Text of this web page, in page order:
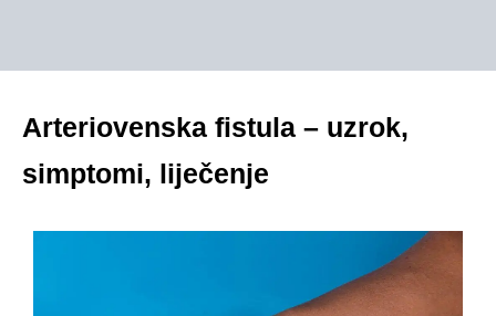
Arteriovenska fistula – uzrok,
simptomi, liječenje